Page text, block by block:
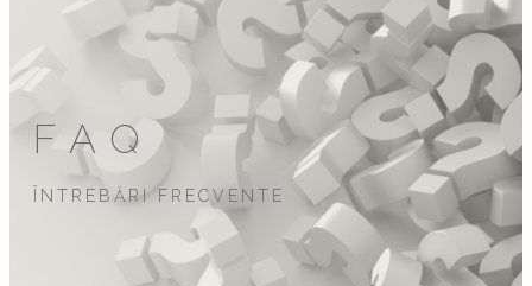
FAQ
ÎNTREBĂRI FRECVENTE